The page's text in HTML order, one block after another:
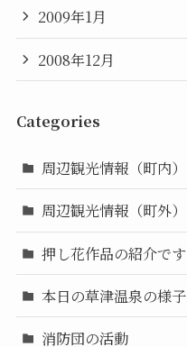
2009年1月
2008年12月
Categories
周辺観光情報（町内）
周辺観光情報（町外）
押し花作品の紹介です
本日の草津温泉の様子
消防団の活動